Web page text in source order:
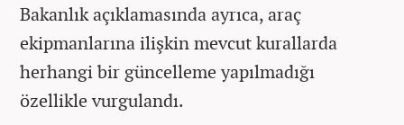
Bakanlık açıklamasında ayrıca, araç
ekipmanlarına ilişkin mevcut kurallarda
herhangi bir güncelleme yapılmadığı
özellikle vurgulandı.